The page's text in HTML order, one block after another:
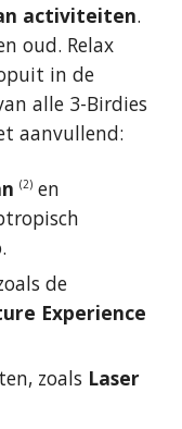
activiteiten.
oud. Relax
in de
alle 3-Birdies
aanvullend:
(2) en
de
Experience
zoals Laser